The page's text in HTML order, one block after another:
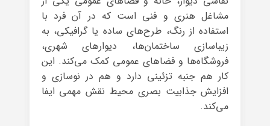
مشاغل هنری و فنی است که در آن فرد با
استفاده از رنگ، طرح‌های ساده یا گرافیکی، به
زیباسازی ساختمان‌ها، دیوارهای شهری،
فروشگاه‌ها و فضاهای عمومی کمک می‌کند. این
کار هم جنبه تزئینی دارد و هم در نوسازی و
افزایش جذابیت بصری محیط نقش مهمی ایفا
می‌کند.